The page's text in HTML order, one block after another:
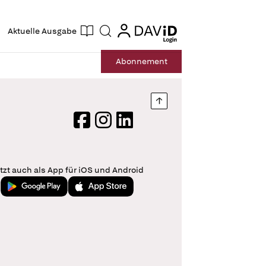
Aktuelle Ausgabe Suche login
login
Abonnement
Nach oben springen
FacebookInstagram
LinkedIn
auch als App für iOS und Android
Jetzt bei Google PlayLaden im App Store